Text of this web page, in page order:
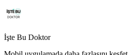
İşte Bu Doktor